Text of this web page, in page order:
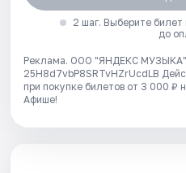
2 шаг. Выберите
до
Реклама. ООО "ЯНДЕКС
25H8d7vbP8SRTvHZrUcdLB
при покупке билетов от 3 000 ₽
Афише!